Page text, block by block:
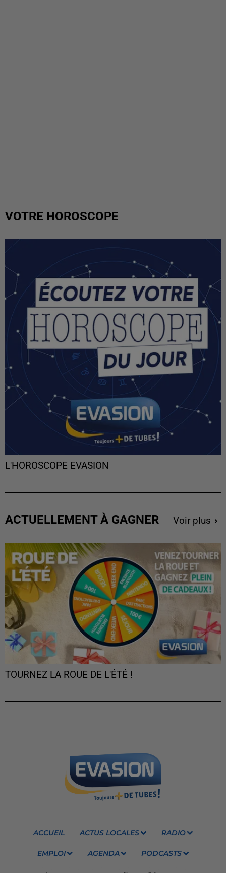
VOTRE HOROSCOPE
L'HOROSCOPE EVASION
ACTUELLEMENT À GAGNER Voir plus
TOURNEZ LA ROUE DE L'ÉTÉ !
ACCUEIL ACTUS LOCALES RADIO
EMPLOI AGENDA PODCASTS